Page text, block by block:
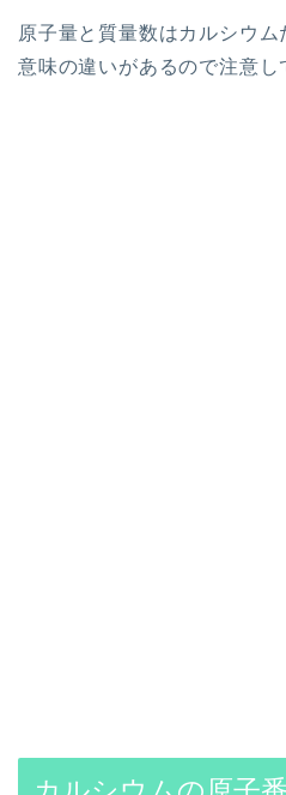
原子量と質量数はカルシウ
意味の違いがあるので注意し